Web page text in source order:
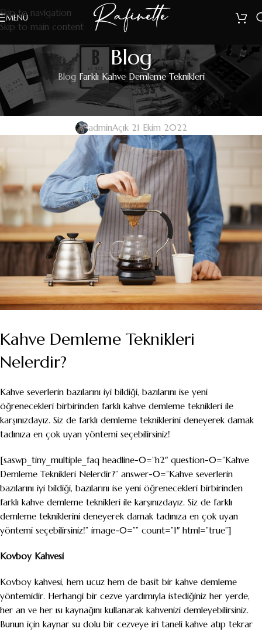
Skip to navigation
Skip to main content
MENÜ
Blog
Blog Farklı Kahve Demleme Teknikleri
EDITIONS JEAN LENOIR
Farklı Kahve Demleme Teknikleri
adminAçık 21 Ekim 2022
Kahve Demleme Teknikleri
Nelerdir?
Kahve severlerin bazılarını iyi bildiği, bazılarını ise yeni
öğrenecekleri birbirinden farklı kahve demleme teknikleri ile
karşınızdayız. Siz de farklı demleme tekniklerini deneyerek damak
tadınıza en çok uyan yöntemi seçebilirsiniz!
[saswp_tiny_multiple_faq headline-0=”h2″ question-0=”Kahve
Demleme Teknikleri Nelerdir?” answer-0=”Kahve severlerin
bazılarını iyi bildiği, bazılarını ise yeni öğrenecekleri birbirinden
farklı kahve demleme teknikleri ile karşınızdayız. Siz de farklı
demleme tekniklerini deneyerek damak tadınıza en çok uyan
yöntemi seçebilirsiniz!” image-0=”” count=”1″ html=”true”]
Kovboy Kahvesi
Kovboy kahvesi, hem ucuz hem de basit bir kahve demleme
yöntemidir. Herhangi bir cezve yardımıyla istediğiniz her yerde,
her an ve her ısı kaynağını kullanarak kahvenizi demleyebilirsiniz.
Bunun için kaynar su dolu bir cezveye iri taneli kahve atıp tekrar